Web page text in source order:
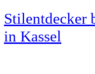
Stilentdecker
in Kassel